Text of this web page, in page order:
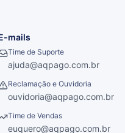
mails
Time de Suporte
ajuda@aqpago.com.br
Reclamação e Ouvidoria
ouvidoria@aqpago.com.br
Time de Vendas
euquero@aqpago.com.br